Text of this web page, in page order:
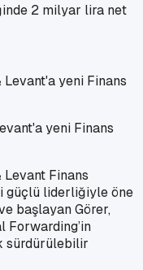
2 milyar lira net
yeni Finans
Levant Finans
güçlü liderliğiyle öne
başlayan Görer,
Forwarding’in
sürdürülebilir